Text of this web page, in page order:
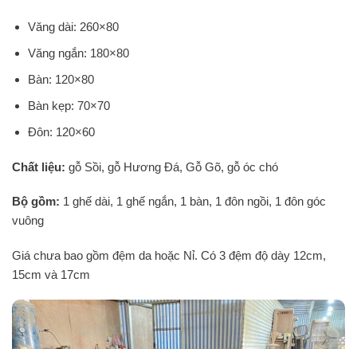
Văng dài: 260×80
Văng ngắn: 180×80
Bàn: 120×80
Bàn kẹp: 70×70
Đôn: 120×60
Chất liệu: gỗ Sồi, gỗ Hương Đá, Gỗ Gõ, gỗ óc chó
Bộ gồm: 1 ghế dài, 1 ghế ngắn, 1 bàn, 1 đôn ngồi, 1 đôn góc
vuông
Giá chưa bao gồm đệm da hoặc Nỉ. Có 3 đệm độ dày 12cm,
15cm và 17cm